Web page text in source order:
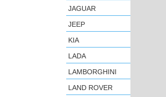
JAGUAR
JEEP
KIA
LADA
LAMBORGHINI
LAND ROVER